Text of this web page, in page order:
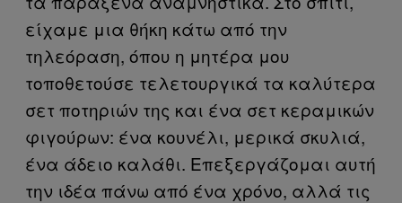
είχαμε μια θήκη κάτω από την
τηλεόραση, όπου η μητέρα μου
τοποθετούσε τελετουργικά τα καλύτερα
σετ ποτηριών της και ένα σετ κεραμικών
φιγούρων: ένα κουνέλι, μερικά σκυλιά,
ένα άδειο καλάθι. Επεξεργάζομαι αυτή
την ιδέα πάνω από ένα χρόνο, αλλά τις